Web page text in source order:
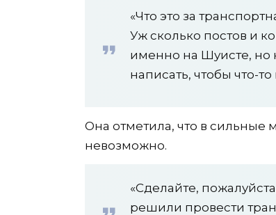
«Что это за
Уж сколько постов и
именно на Шуисте, но
написать, чтобы что-
Она отметила, что в сильные
невозможно.
«Сделайте,
решили провести